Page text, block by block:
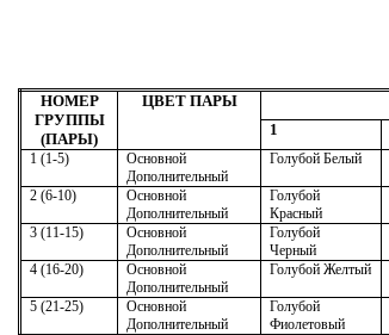
НОМЕР
ГРУППЫ
(ПАРЫ)
ЦВЕТ ПАРЫ
1
1 (1-5)
Основной
Дополнительный
Голубой Белый
2 (6-10)
Основной
Дополнительный
Голубой
Красный
3 (11-15)
Основной
Дополнительный
Голубой
Черный
4 (16-20)
Основной
Дополнительный
Голубой Желтый
5 (21-25)
Основной
Дополнительный
Голубой
Фиолетовый